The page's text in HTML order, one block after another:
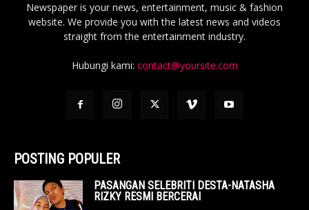
Newspaper is your news, entertainment, music & fashion
website. We provide you with the latest news and videos
straight from the entertainment industry.
Hubungi kami: contact@yoursite.com
POSTING POPULER
PASANGAN SELEBRITI DESTA-NATASHA
RIZKY RESMI BERCERAI